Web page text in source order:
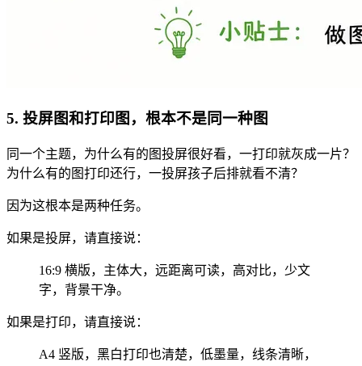
5. 投屏图和打印图，根本不是同一种图
同一个主题，为什么有的图投屏很好看，一打印就灰成一片？
为什么有的图打印还行，一投屏孩子后排就看不清？
因为这根本是两种任务。
如果是投屏，请直接说：
16:9 横版，主体大，远距离可读，高对比，少文
字，背景干净。
如果是打印，请直接说：
A4 竖版，黑白打印也清楚，低墨量，线条清晰，